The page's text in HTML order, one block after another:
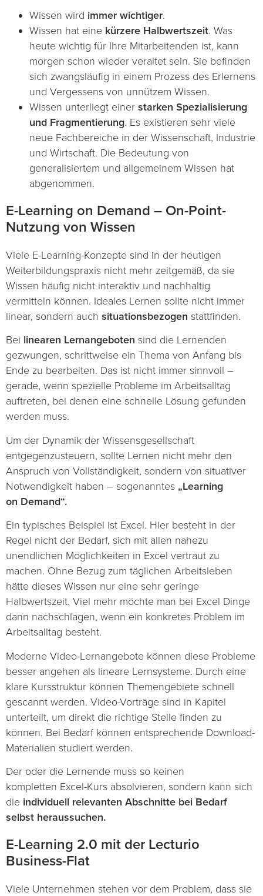
Wissen wird immer wichtiger.
Wissen hat eine kürzere Halbwertszeit. Was
heute wichtig für Ihre Mitarbeitenden ist, kann
morgen schon wieder veraltet sein. Sie befinden
sich zwangsläufig in einem Prozess des Erlernens
und Vergessens von unnützem Wissen.
Wissen unterliegt einer starken Spezialisierung
und Fragmentierung. Es existieren sehr viele
neue Fachbereiche in der Wissenschaft, Industrie
und Wirtschaft. Die Bedeutung von
generalisiertem und allgemeinem Wissen hat
abgenommen.
E-Learning on Demand – On-Point-
Nutzung von Wissen
Viele E-Learning-Konzepte sind in der heutigen
Weiterbildungspraxis nicht mehr zeitgemäß, da sie
Wissen häufig nicht interaktiv und nachhaltig
vermitteln können. Ideales Lernen sollte nicht immer
linear, sondern auch situationsbezogen stattfinden.
Bei linearen Lernangeboten sind die Lernenden
gezwungen, schrittweise ein Thema von Anfang bis
Ende zu bearbeiten. Das ist nicht immer sinnvoll –
gerade, wenn spezielle Probleme im Arbeitsalltag
auftreten, bei denen eine schnelle Lösung gefunden
werden muss.
Um der Dynamik der Wissensgesellschaft
entgegenzusteuern, sollte Lernen nicht mehr den
Anspruch von Vollständigkeit, sondern von situativer
Notwendigkeit haben – sogenanntes „Learning
on Demand“.
Ein typisches Beispiel ist Excel. Hier besteht in der
Regel nicht der Bedarf, sich mit allen nahezu
unendlichen Möglichkeiten in Excel vertraut zu
machen. Ohne Bezug zum täglichen Arbeitsleben
hätte dieses Wissen nur eine sehr geringe
Halbwertszeit. Viel mehr möchte man bei Excel Dinge
dann nachschlagen, wenn ein konkretes Problem im
Arbeitsalltag besteht.
Moderne Video-Lernangebote können diese Probleme
besser angehen als lineare Lernsysteme. Durch eine
klare Kursstruktur können Themengebiete schnell
gescannt werden. Video-Vorträge sind in Kapitel
unterteilt, um direkt die richtige Stelle finden zu
können. Bei Bedarf können entsprechende Download-
Materialien studiert werden.
Der oder die Lernende muss so keinen
kompletten Excel-Kurs absolvieren, sondern kann sich
die individuell relevanten Abschnitte bei Bedarf
selbst heraussuchen.
E-Learning 2.0 mit der Lecturio
Business-Flat
Viele Unternehmen stehen vor dem Problem, dass sie